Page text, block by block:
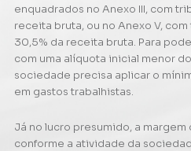
enquadrados no Anexo III, com
receita bruta, ou no Anexo V,
30,5% da receita bruta. Para
com uma alíquota inicial menor
sociedade precisa aplicar o
em gastos trabalhistas.
Já no lucro presumido, a
conforme a atividade da